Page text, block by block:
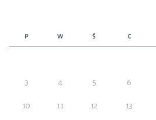
P W Ś C
3
4 5 6
10
11 12 13